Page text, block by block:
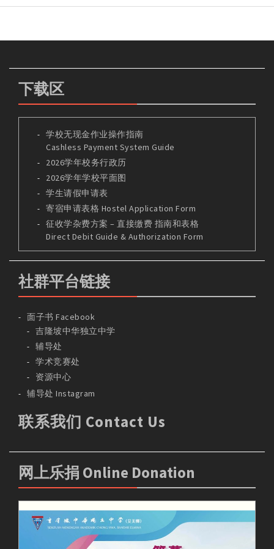
下载区
学校无现金作业操作指南
Cashless Payment System Guide
2026学年校务行政历
2026学年学校平面图
学生请假申请表
寄宿申请表格 Hostel Application Form
征收学杂费方案 – 直接缴费 指南和表格
Direct Debit Guide & Authorization Form
社群平台链接
面子书 Facebook
吉隆坡中华独立中学
辅导处
学术竞赛处
资源中心
辅导处 Instagram
联系我们 Contact Us
网上乐捐 Online Donation